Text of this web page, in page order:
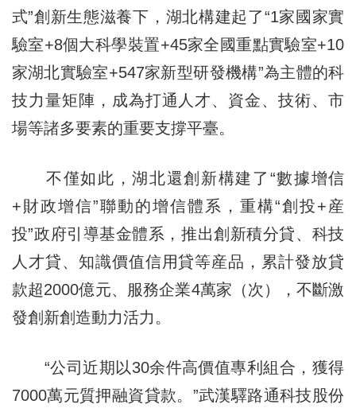
式”創新生態滋養下，湖北構建起了“1家國家實
驗室+8個大科學裝置+45家全國重點實驗室+10
家湖北實驗室+547家新型研發機構”為主體的科
技力量矩陣，成為打通人才、資金、技術、市
場等諸多要素的重要支撐平臺。
不僅如此，湖北還創新構建了“數據增信
+財政增信”聯動的增信體系，重構“創投+産
投”政府引導基金體系，推出創新積分貸、科技
人才貸、知識價值信用貸等産品，累計發放貸
款超2000億元、服務企業4萬家（次），不斷激
發創新創造動力活力。
“公司近期以30余件高價值專利組合，獲得
7000萬元質押融資貸款。”武漢驛路通科技股份